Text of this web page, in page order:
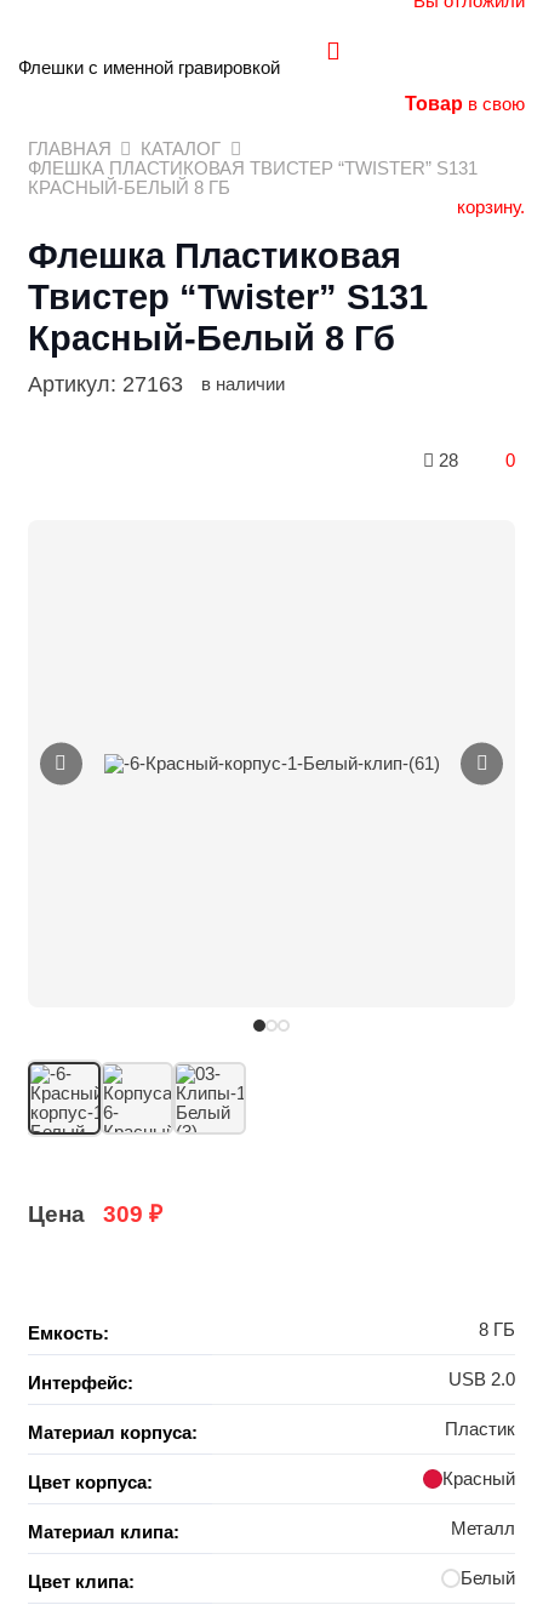
Флешки с именной гравировкой
Товарв свою
корзину.
ГЛАВНАЯ
КАТАЛОГ
ФЛЕШКА ПЛАСТИКОВАЯ ТВИСТЕР “TWISTER” S131
КРАСНЫЙ-БЕЛЫЙ 8 ГБ
Флешка Пластиковая
Твистер “Twister” S131
Красный-Белый 8 Гб
Артикул: 27163 в наличии
28 0
Цена 309₽
Емкость: 8 ГБ
Интерфейс: USB 2.0
Материал корпуса: Пластик
Цвет корпуса: Красный
Материал клипа: Металл
Цвет клипа: Белый